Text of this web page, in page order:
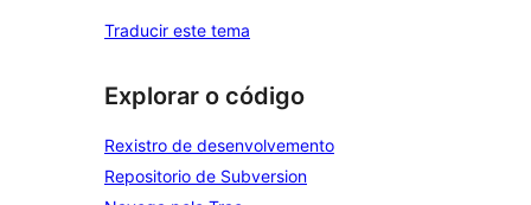
Traducir este tema
Explorar o código
Rexistro de desenvolvemento
Repositorio de Subversion